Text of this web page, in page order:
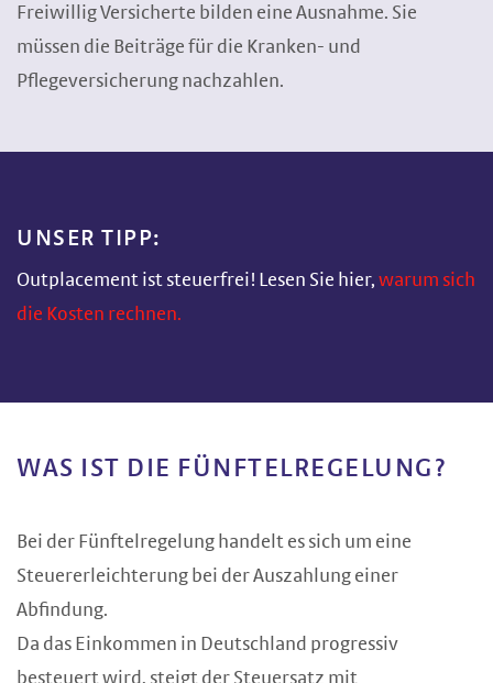
Freiwillig Versicherte bilden eine Ausnahme. Sie
müssen die Beiträge für die Kranken- und
Pflegeversicherung nachzahlen.
UNSER TIPP:
Outplacement ist steuerfrei! Lesen Sie hier, warum sich
die Kosten rechnen.
WAS IST DIE FÜNFTELREGELUNG?
Bei der Fünftelregelung handelt es sich um eine
Steuererleichterung bei der Auszahlung einer
Abfindung.
Da das Einkommen in Deutschland progressiv
besteuert wird, steigt der Steuersatz mit